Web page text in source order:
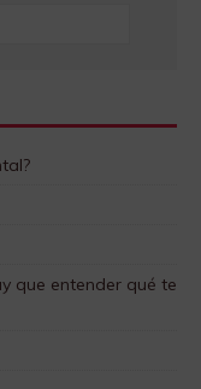
que entender qué te